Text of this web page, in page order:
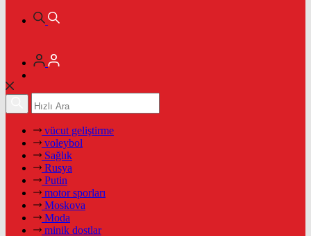
vücut geliştirme
voleybol
Sağlık
Rusya
Putin
motor sporları
Moskova
Moda
minik dostlar